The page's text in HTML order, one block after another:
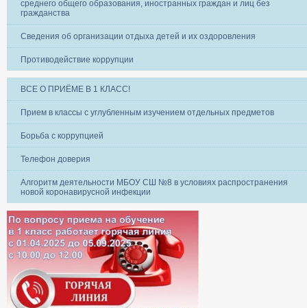
среднего общего образования, иностранных граждан и лиц без
гражданства
Сведения об организации отдыха детей и их оздоровления
Противодействие коррупции
ВСЕ О ПРИЁМЕ В 1 КЛАСС!
Прием в классы с углубленным изучением отдельных предметов
Борьба с коррупцией
Телефон доверия
Алгоритм деятельности МБОУ СШ №8 в условиях распространения
новой коронавирусной инфекции